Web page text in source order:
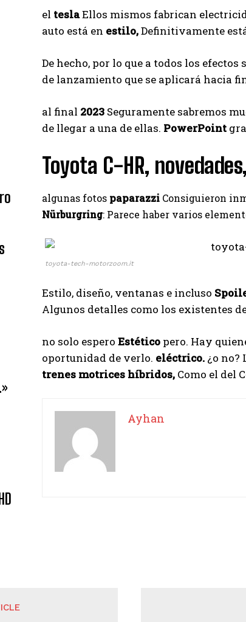
I WANT
I've read and accept thePrivacy
Ayhan
el teslaEllos mismos fabrican
auto está en estilo,Definitivamente
De hecho, por lo que a todos los efectos
de lanzamiento que se aplicará hacia
al final 2023 Seguramente sabremos
de llegar a una de ellas. PowerPoint
Toyota C-HR,
algunas fotos paparazzi Consiguieron
Nürburgring: Parece haber varios
toyota-tech-motorzoom.it
Estilo, diseño, ventanas e incluso
Algunos detalles como los existentes
no solo espero Estético pero. Hay
oportunidad de verlo. eléctrico. ¿o no?
trenes motrices híbridos, Como el del
Ayhan